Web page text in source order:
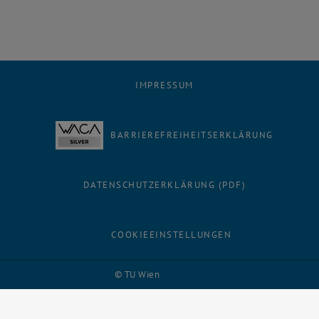
© TU Wien
IMPRESSUM
BARRIEREFREIHEITSERKLÄRUNG
DATENSCHUTZERKLÄRUNG (PDF)
COOKIEEINSTELLUNGEN